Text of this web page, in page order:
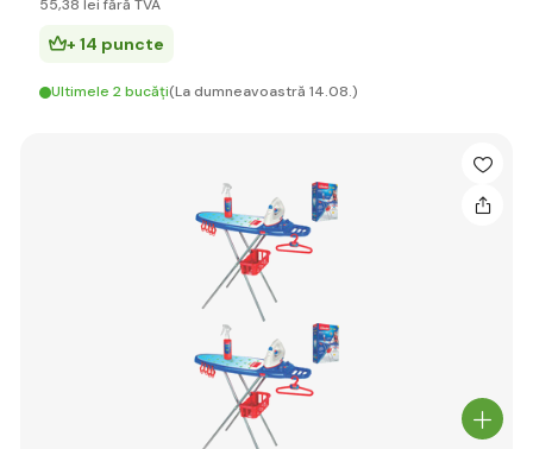
55,38 lei fără TVA
+ 14 puncte
Ultimele 2 bucăți(La dumneavoastră 14.08.)